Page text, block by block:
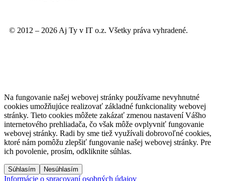
© 2012 – 2026 Aj Ty v IT o.z. Všetky práva vyhradené.
Na fungovanie našej webovej stránky používame nevyhnutné
cookies umožňujúce realizovať základné funkcionality webovej
stránky. Tieto cookies môžete zakázať zmenou nastavení Vášho
internetového prehliadača, čo však môže ovplyvniť fungovanie
webovej stránky. Radi by sme tiež využívali dobrovoľné cookies,
ktoré nám pomôžu zlepšiť fungovanie našej webovej stránky. Pre
ich povolenie, prosím, odkliknite súhlas.
Informácie o spracovaní osobných údajov